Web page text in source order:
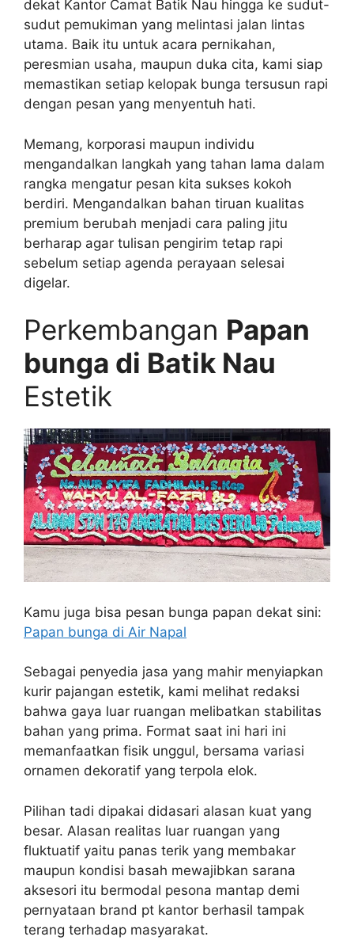
dekat Kantor Camat Batik Nau hingga ke sudut-
sudut pemukiman yang melintasi jalan lintas
utama. Baik itu untuk acara pernikahan,
peresmian usaha, maupun duka cita, kami siap
memastikan setiap kelopak bunga tersusun rapi
dengan pesan yang menyentuh hati.
Memang, korporasi maupun individu
mengandalkan langkah yang tahan lama dalam
rangka mengatur pesan kita sukses kokoh
berdiri. Mengandalkan bahan tiruan kualitas
premium berubah menjadi cara paling jitu
berharap agar tulisan pengirim tetap rapi
sebelum setiap agenda perayaan selesai
digelar.
Perkembangan Papan
bunga di Batik Nau
Estetik
Kamu juga bisa pesan bunga papan dekat sini:
Papan bunga di Air Napal
Sebagai penyedia jasa yang mahir menyiapkan
kurir pajangan estetik, kami melihat redaksi
bahwa gaya luar ruangan melibatkan stabilitas
bahan yang prima. Format saat ini hari ini
memanfaatkan fisik unggul, bersama variasi
ornamen dekoratif yang terpola elok.
Pilihan tadi dipakai didasari alasan kuat yang
besar. Alasan realitas luar ruangan yang
fluktuatif yaitu panas terik yang membakar
maupun kondisi basah mewajibkan sarana
aksesori itu bermodal pesona mantap demi
pernyataan brand pt kantor berhasil tampak
terang terhadap masyarakat.